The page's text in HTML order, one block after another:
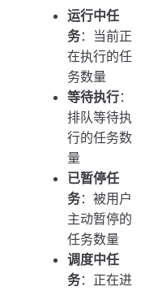
运行中任
务：当前正
在执行的任
务数量
等待执行：
排队等待执
行的任务数
量
已暂停任
务：被用户
主动暂停的
任务数量
调度中任
务：正在进